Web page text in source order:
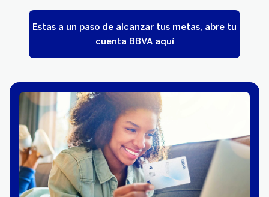
Estas a un paso de alcanzar tus metas, abre tu
cuenta BBVA aquí